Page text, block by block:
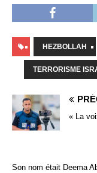
HEZBOLLAH
TERRORISME
« La
Son nom était Deema